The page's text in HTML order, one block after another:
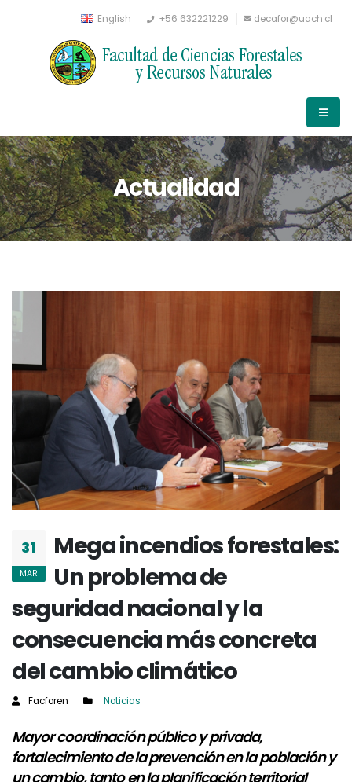
English +56 632221229 decafor@uach.cl
Actualidad
31
MAR
Mega incendios forestales:
Un problema de
seguridad nacional y la
consecuencia más concreta
del cambio climático
Facforen Noticias
Mayor coordinación público y privada,
fortalecimiento de la prevención en la población y
un cambio, tanto en la planificación territorial